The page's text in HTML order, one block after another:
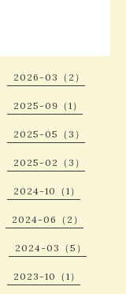
2026-03（2）
2025-09（1）
2025-05（3）
2025-02（3）
2024-10（1）
2024-06（2）
2024-03（5）
2023-10（1）